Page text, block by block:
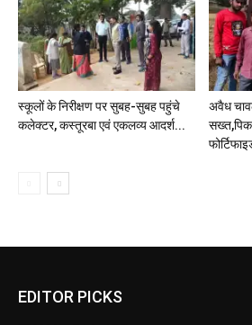
स्कूलों के निरीक्षण पर सुबह-सुबह पहुंचे
कलेक्टर, कस्तूरबा एवं एकलव्य आदर्श...
अवैध
EDITOR PICKS